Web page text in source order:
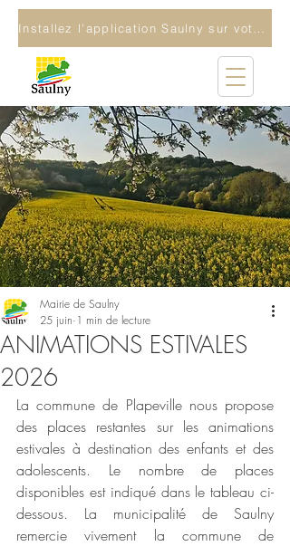
ANIMATIONS ESTIVALES
2026
Mairie de Saulny
25 juin 1 min de lecture
La commune de Plapeville nous propose
des places restantes sur les animations
estivales à destination des enfants et des
adolescents. Le nombre de places
disponibles est indiqué dans le tableau ci-
dessous. La municipalité de Saulny
remercie vivement la commune de